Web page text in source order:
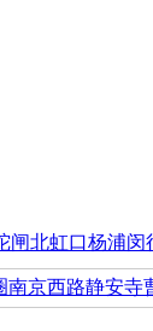
闸北虹口杨浦闵
南京西路静安寺